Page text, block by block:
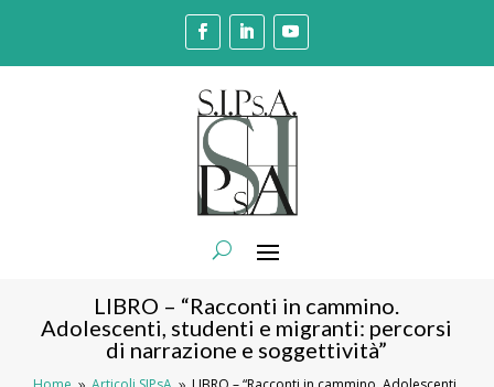
LIBRO – “Racconti in cammino.
Adolescenti, studenti e migranti: percorsi
di narrazione e soggettività”